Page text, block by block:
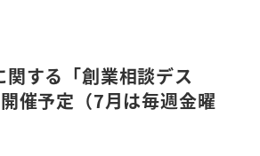
関する「創業相談デス
催予定（7月は毎週金曜